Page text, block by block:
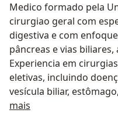
Medico formado pela
cirurgiao geral com
digestiva e com
pâncreas e vias
Experiencia em
eletivas, incluindo
vesícula biliar,
biliares, esófago,
mais